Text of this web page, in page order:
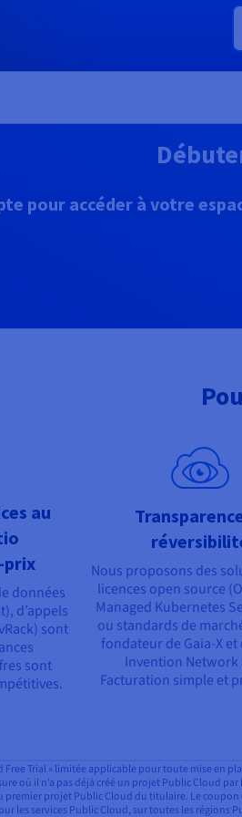
pour accéder à votre
au
prix
données
d’appels
sont
sont
Nous proposons des
licences open source
Managed Kubernetes
ou standards de
fondateur de Gaia-X et
Invention Network
Facturation simple et
Trial » limitée applicable pour toute mise en
où il n’a pas déjà créé un projet Public Cloud
premier projet Public Cloud du titulaire. Le
les services Public Cloud, sur toutes les régions